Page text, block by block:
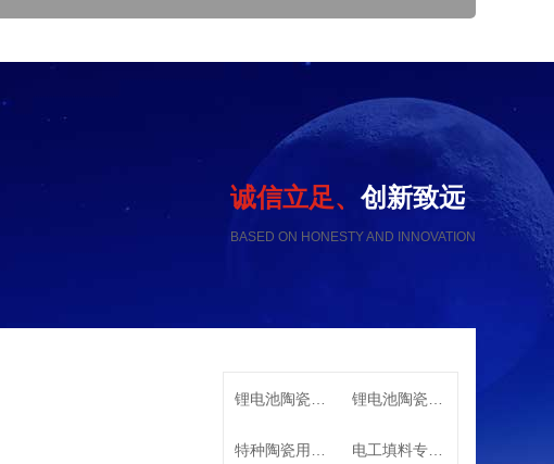
诚信立足、 创新致远
BASED ON HONESTY AND INNOVATION
锂电池陶瓷隔膜用高纯氧化铝 锂电池陶瓷隔膜专用高纯勃姆石
特种陶瓷用系列α-氧化铝 电工填料专用特种氧化铝